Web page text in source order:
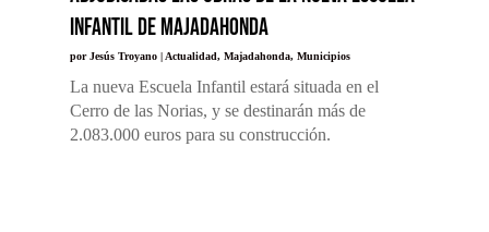
Infantil de Majadahonda
porJesús Troyano| Actualidad, Majadahonda, Municipios
La nueva Escuela Infantil estará situada en el
Cerro de las Norias, y se destinarán más de
2.083.000 euros para su construcción.